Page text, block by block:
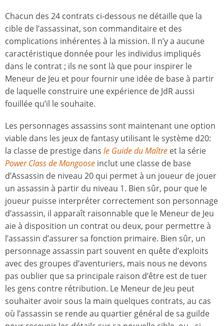
Chacun des 24 contrats ci-dessous ne détaille que la
cible de l’assassinat, son commanditaire et des
complications inhérentes à la mission. Il n’y a aucune
caractéristique donnée pour les individus impliqués
dans le contrat ; ils ne sont là que pour inspirer le
Meneur de Jeu et pour fournir une idée de base à partir
de laquelle construire une expérience de JdR aussi
fouillée qu’il le souhaite.
Les personnages assassins sont maintenant une option
viable dans les jeux de fantasy utilisant le système d20:
la classe de prestige dans le Guide du Maître et la série
Power Class de Mongoose inclut une classe de base
d’Assassin de niveau 20 qui permet à un joueur de jouer
un assassin à partir du niveau 1. Bien sûr, pour que le
joueur puisse interpréter correctement son personnage
d’assassin, il apparaît raisonnable que le Meneur de Jeu
aie à disposition un contrat ou deux, pour permettre à
l’assassin d’assurer sa fonction primaire. Bien sûr, un
personnage assassin part souvent en quête d’exploits
avec des groupes d’aventuriers, mais nous ne devons
pas oublier que sa principale raison d’être est de tuer
les gens contre rétribution. Le Meneur de Jeu peut
souhaiter avoir sous la main quelques contrats, au cas
où l’assassin se rende au quartier général de sa guilde